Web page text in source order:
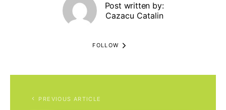
Post written by:
Cazacu Catalin
FOLLOW
PREVIOUS ARTICLE